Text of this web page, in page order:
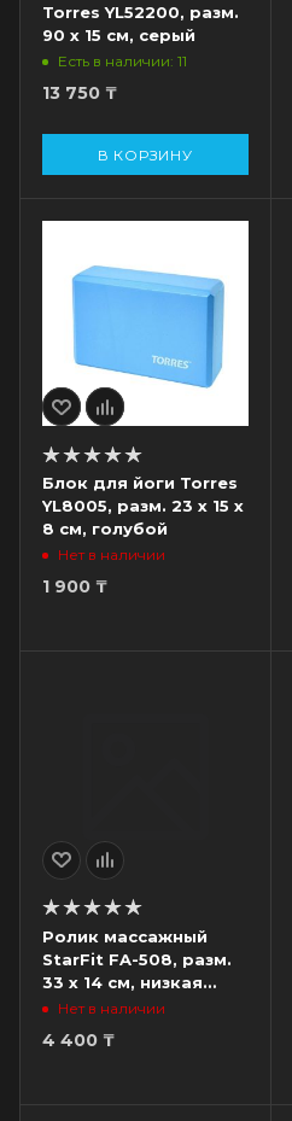
Torres YL52200, разм.
90 х 15 см, серый
Есть в наличии: 11
13 750 ₸
В КОРЗИНУ
Блок для йоги Torres
YL8005, разм. 23 х 15 х
8 см, голубой
Нет в наличии
1 900 ₸
Ролик массажный
StarFit FA-508, разм.
33 х 14 см, низкая
жесткость, зеленый
Нет в наличии
4 400 ₸